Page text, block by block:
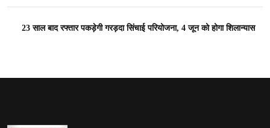
23 साल बाद रफ्तार पकड़ेगी गरड़दा सिंचाई परियोजना, 4 जून को होगा शिलान्यास